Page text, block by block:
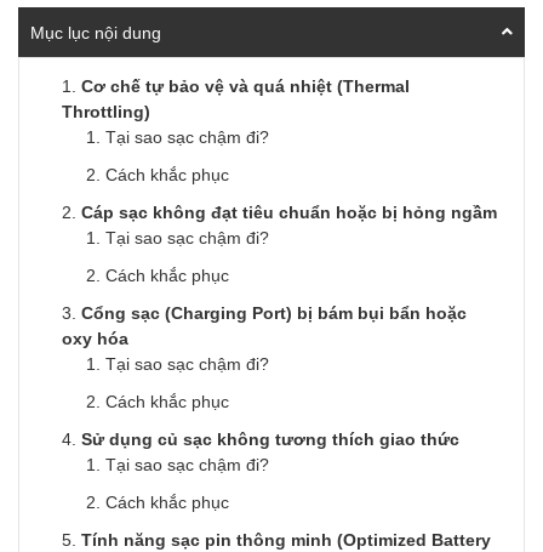
Mục lục nội dung
Cơ chế tự bảo vệ và quá nhiệt (Thermal
Throttling)
Tại sao sạc chậm đi?
Cách khắc phục
Cáp sạc không đạt tiêu chuẩn hoặc bị hỏng ngầm
Tại sao sạc chậm đi?
Cách khắc phục
Cổng sạc (Charging Port) bị bám bụi bẩn hoặc
oxy hóa
Tại sao sạc chậm đi?
Cách khắc phục
Sử dụng củ sạc không tương thích giao thức
Tại sao sạc chậm đi?
Cách khắc phục
Tính năng sạc pin thông minh (Optimized Battery